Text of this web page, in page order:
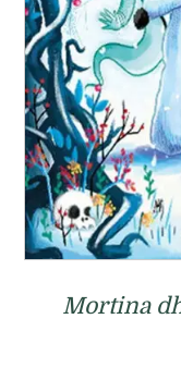
Mortina